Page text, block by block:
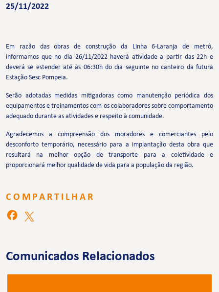
25/11/2022
Em razão das obras de construção da Linha 6-Laranja de metrô,
informamos que no dia 26/11/2022 haverá atividade a partir das 22h e
deverá se estender até às 06:30h do dia seguinte no canteiro da futura
Estação Sesc Pompeia.
Serão adotadas medidas mitigadoras como manutenção periódica dos
equipamentos e treinamentos com os colaboradores sobre comportamento
adequado durante as atividades e respeito à comunidade.
Agradecemos a compreensão dos moradores e comerciantes pelo
desconforto temporário, necessário para a implantação desta obra que
resultará na melhor opção de transporte para a coletividade e
proporcionará melhor qualidade de vida para a população da região.
COMPARTILHAR
Comunicados Relacionados